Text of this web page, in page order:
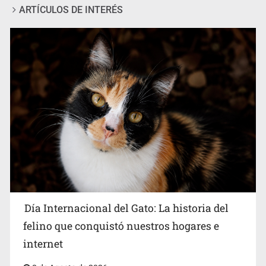
Detienen en CDMX a Guadalupe “N” por huachicol
ARTÍCULOS DE INTERÉS
Día Internacional del Gato: La historia del
felino que conquistó nuestros hogares e
internet